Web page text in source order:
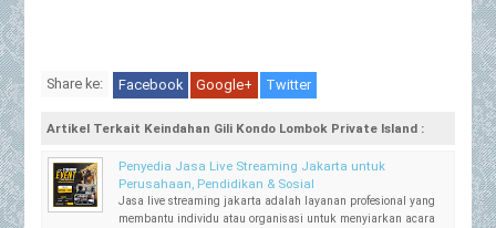
Share ke: Facebook Google+ Twitter
Artikel Terkait Keindahan Gili Kondo Lombok Private Island :
Penyedia Jasa Live Streaming Jakarta untuk
Perusahaan, Pendidikan & Sosial
Jasa live streaming jakarta adalah layanan profesional yang
membantu individu atau organisasi untuk menyiarkan acara